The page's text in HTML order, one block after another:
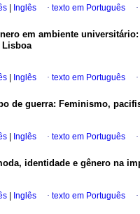
Inglês · texto em Português ·
em ambiente universitário
Lisboa
Inglês · texto em Português ·
de guerra: Feminismo,
Inglês · texto em Português ·
identidade e gênero na
Inglês · texto em Português ·